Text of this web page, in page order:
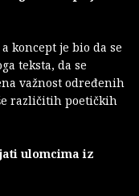
koncept je bio da se
teksta, da se
važnost određenih
različitih poetičkih
ulomcima iz